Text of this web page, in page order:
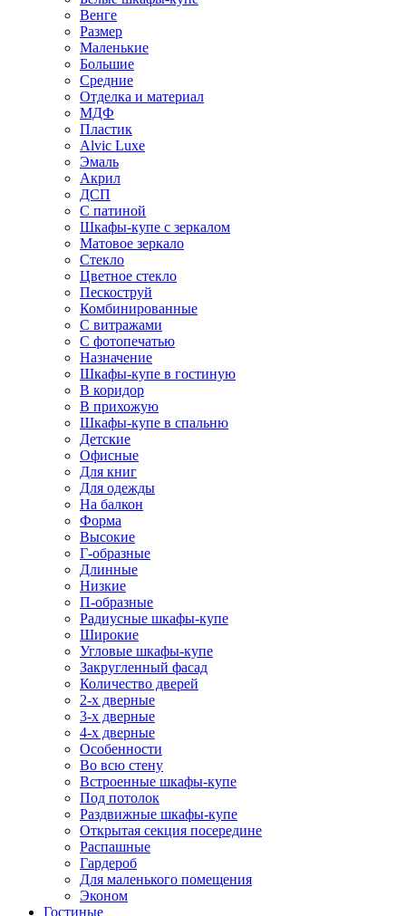
Венге
Размер
Маленькие
Большие
Средние
Отделка и материал
МДФ
Пластик
Alvic Luxe
Эмаль
Акрил
ДСП
С патиной
Шкафы-купе с зеркалом
Матовое зеркало
Стекло
Цветное стекло
Пескоструй
Комбинированные
С витражами
С фотопечатью
Назначение
Шкафы-купе в гостиную
В коридор
В прихожую
Шкафы-купе в спальню
Детские
Офисные
Для книг
Для одежды
На балкон
Форма
Высокие
Г-образные
Длинные
Низкие
П-образные
Радиусные шкафы-купе
Широкие
Угловые шкафы-купе
Закругленный фасад
Количество дверей
2-х дверные
3-х дверные
4-х дверные
Особенности
Во всю стену
Встроенные шкафы-купе
Под потолок
Раздвижные шкафы-купе
Открытая секция посередине
Распашные
Гардероб
Для маленького помещения
Эконом
Гостиные